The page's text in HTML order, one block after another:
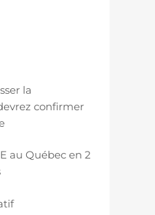
la
confirmer
au Québec en 2